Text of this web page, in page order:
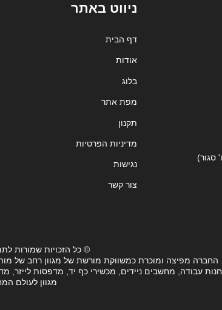
ניווט באתר
דף הבית
אודות
בלוג
מפת אתר
תקנון
מדיניות הפרטיות
נגישות
צור קשר
© כל הזכויות שמורות לתמליל
החברה מפיצה ומוכרת כמשווקת מורשת של מגוון רחב של
עבודה, מחשבים ניידים, מכשירי כף יד, מדפסות לייזר,
מגוון לעולם